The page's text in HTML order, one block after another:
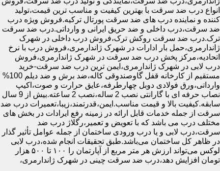
انواع درب ضد سرقت با بهترین کیفیت و مناسب ترین قیمت،تولید
کننده و نماینده درب های ضد سرقت پورتال ترکیه.فروش ویژه درب
ضد سرقت،درب داخلی و ضد حریق ایرانی و وارداتی.درب ضد سرقت
ترک.درب ضد سرقت روکش ترک،فروش درب داخلی در شهرک
ژاندارمری،حمل بار ادارات در شهرک ژاندارمری،فروش درب با نرخ
اتحادیه،مرکز پخش درب ضد سرقت در شهرک ژاندارمری،فروش
درب لابی در شهرک ژاندارمری،ایمن ترین درب ضد سرقت-خرید
مستقیم از کارخانه قفل گاوصندوقی کاله،ضد برش و ضد دیلم 100%
وارداتی،ورق فولادی دوبل چهارطرفه،عایق حرارت و صوت،اکیپ
نصاب حرفه ای با گارانتی نصب 2 ساله،نصب 2 ساعته.بیش از 9 سال
سابقه.کیفیت بالا و قیمت مناسب.ایمن،قدرتمند،زیبا،تعمیرات درب ضد
سرقت از جمله خدمات قابل ارائه در زمینه رفع ایرادات در بخش های
مختلف درب می باشد که با تعویض و تعمیر،رگلاژ درب ضد
سرقت،درب لابی و یا درب ورودی ساختمان از جمله عوامل تأثیر گذار
در ظاهر کل ساختمان می‌باشد.طبق تحقیقات انجام شده،درب لابی
لوکس می‌تواند ارزش هر متر مربع از آپارتمان را ۱۰۰ تا ۵۰۰ هزار
تومان افزایش دهد،درب ضد سرقت چینی در شهرک ژاندارمری،